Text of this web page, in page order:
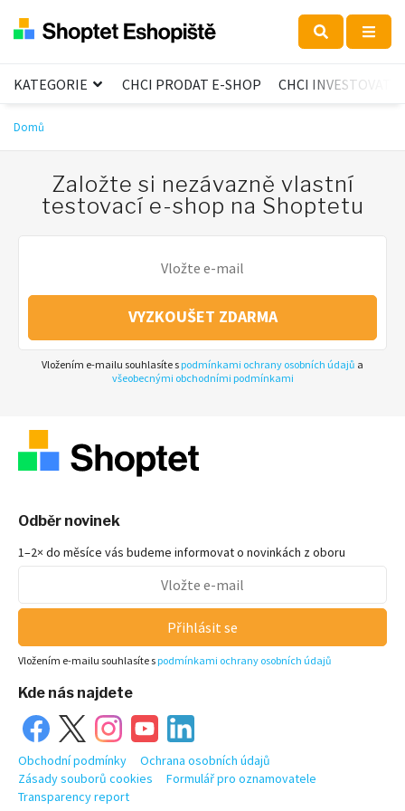
KATEGORIE CHCI PRODAT E-SHOP CHCI INVESTOVAT
Domů
Založte si nezávazně vlastní
testovací e-shop na Shoptetu
VYZKOUŠET ZDARMA
Vložením e-mailu souhlasíte s podmínkami ochrany osobních údajů a
všeobecnými obchodními podmínkami
Odběr novinek
1–2× do měsíce vás budeme informovat o novinkách z oboru
Přihlásit se
Vložením e-mailu souhlasíte s podmínkami ochrany osobních údajů
Kde nás najdete
Obchodní podmínky
Ochrana osobních údajů
Zásady souborů cookies
Formulář pro oznamovatele
Transparency report